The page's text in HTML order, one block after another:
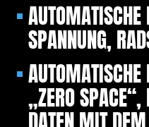
AU­TO­MA­TI­SCHE
SPAN­NUNG,
„ZERO